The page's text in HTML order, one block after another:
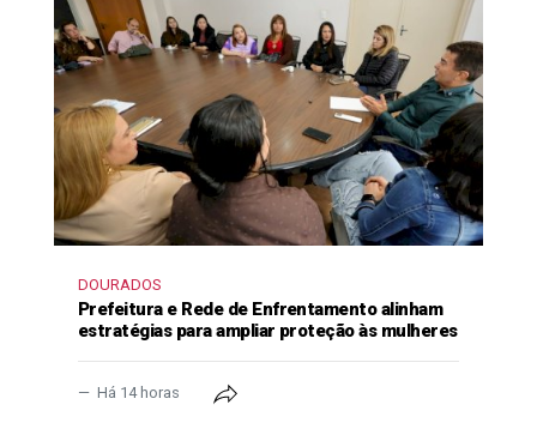
DOURADOS
Prefeitura e Rede de Enfrentamento alinham
estratégias para ampliar proteção às mulheres
Há 14 horas